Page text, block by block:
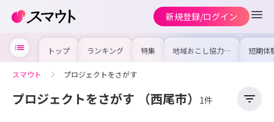
新規登録/ログイン
トップ ランキング 特集 地域おこし協力隊
の求人やイベント
を集めました！仕
けよう
短期体
り〜数
域を知
スマウト プロジェクトをさがす
プロジェクトをさがす （西尾市） 1件